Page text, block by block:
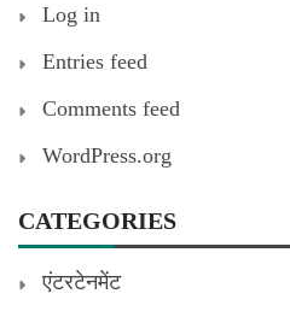
Log in
Entries feed
Comments feed
WordPress.org
CATEGORIES
एंटरटेनमेंट